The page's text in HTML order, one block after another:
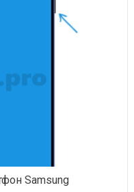
Samsung